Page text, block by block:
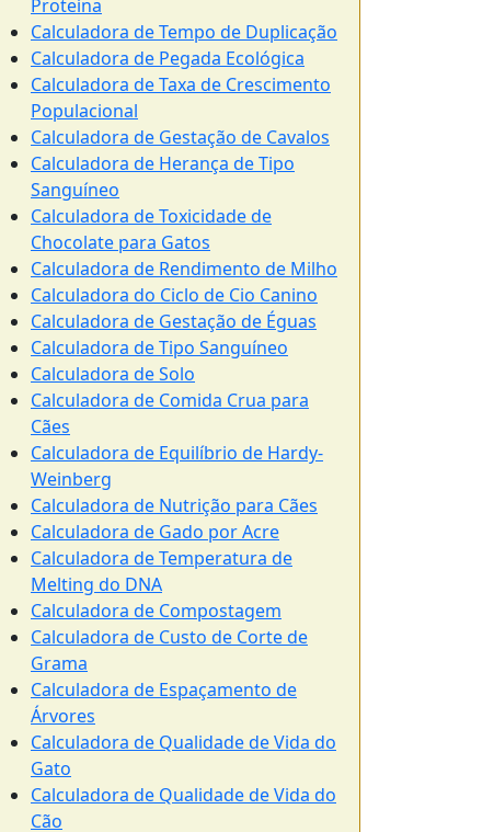
Proteína
Calculadora de Tempo de Duplicação
Calculadora de Pegada Ecológica
Calculadora de Taxa de Crescimento
Populacional
Calculadora de Gestação de Cavalos
Calculadora de Herança de Tipo
Sanguíneo
Calculadora de Toxicidade de
Chocolate para Gatos
Calculadora de Rendimento de Milho
Calculadora do Ciclo de Cio Canino
Calculadora de Gestação de Éguas
Calculadora de Tipo Sanguíneo
Calculadora de Solo
Calculadora de Comida Crua para
Cães
Calculadora de Equilíbrio de Hardy-
Weinberg
Calculadora de Nutrição para Cães
Calculadora de Gado por Acre
Calculadora de Temperatura de
Melting do DNA
Calculadora de Compostagem
Calculadora de Custo de Corte de
Grama
Calculadora de Espaçamento de
Árvores
Calculadora de Qualidade de Vida do
Gato
Calculadora de Qualidade de Vida do
Cão